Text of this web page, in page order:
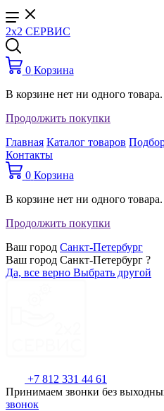
2x2 СЕРВИС
0 Корзина
В корзине нет ни одного товара.
Продолжить покупки
Главная Каталог товаров
Контакты
0 Корзина
В корзине нет ни одного товара.
Продолжить покупки
Ваш город Санкт-Петербург
Ваш город Санкт-Петербург ?
Да, все верно Выбрать другой
+7 812 331 44 61
Принимаем звонки без
звонок